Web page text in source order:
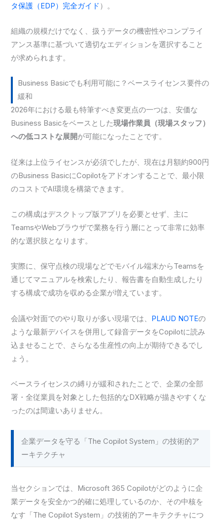
タ保護（EDP）完全ガイド ）。
組織の規模だけでなく、扱うデータの機密性やコンプライ
アンス基準に基づいて適切なエディションを選択すること
が求められます。
Business Basicでも利用可能に？ベースライセンス要件の
緩和
2026年における最も特筆すべき変更点の一つは、安価な
Business Basicをベースとした現場作業員（現場スタッフ）
への低コストな展開が可能になったことです。
従来は上位ライセンスが必須でしたが、現在は月額約900円
のBusiness BasicにCopilotをアドオンすることで、最小限
のコストでAI環境を構築できます。
この構成はデスクトップ版アプリを必要とせず、主に
TeamsやWebブラウザで業務を行う層にとって非常に効率
的な選択肢となります。
実際に、保守点検の現場などでモバイル端末からTeamsを
通じてマニュアルを検索したり、報告書を自動生成したり
する構成で成功を収める企業が増えています。
会議や対面でのやり取りが多い現場では、 PLAUD NOTEの
ような最新デバイスを併用して録音データをCopilotに読み
込ませることで、さらなる生産性の向上が期待できるでし
ょう。
ベースライセンスの縛りが緩和されたことで、企業の全部
署・全従業員を対象とした包括的なDX戦略が描きやすくな
ったのは間違いありません。
企業データを守る「The Copilot System」の技術的ア
ーキテクチャ
当セクションでは、Microsoft 365 Copilotがどのように企
業データを安全かつ的確に処理しているのか、その中核を
なす「The Copilot System」の技術的アーキテクチャにつ